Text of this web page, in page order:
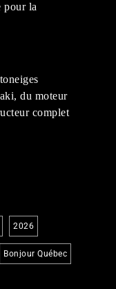
pour la
du moteur
complet
2026
Bonjour Québec